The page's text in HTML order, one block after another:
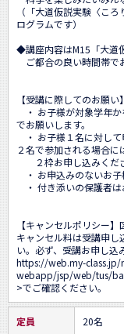
（「大道仮説実験〈こ
ログラムです）
◆講座内容はM15「大道
ご都合の良い時間帯で
【受講に際してのお願い】
・ お子様が対象学年
でお願いします。
・ お子様１名に対し
２名で参加される場合に
２枠お申し込みくださ
・ お申込みのないお子
・ 付き添いの保護者は
【キャンセルポリシー
キャンセル料は受講申し
い。必ず、受講お申し
https://web.my-
webapp/jsp/web/tus/
>でご確認ください。
定員 20名